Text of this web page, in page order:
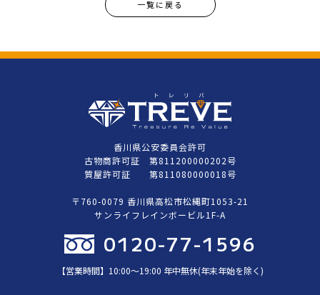
一覧に戻る
香川県公安委員会許可
古物商許可証 第811200000202号
質屋許可証 第811080000018号
〒760-0079 香川県高松市松縄町1053-21
サンライフレインボービル1F-A
0120-77-1596
【営業時間】10:00〜19:00 年中無休(年末年始を除く)